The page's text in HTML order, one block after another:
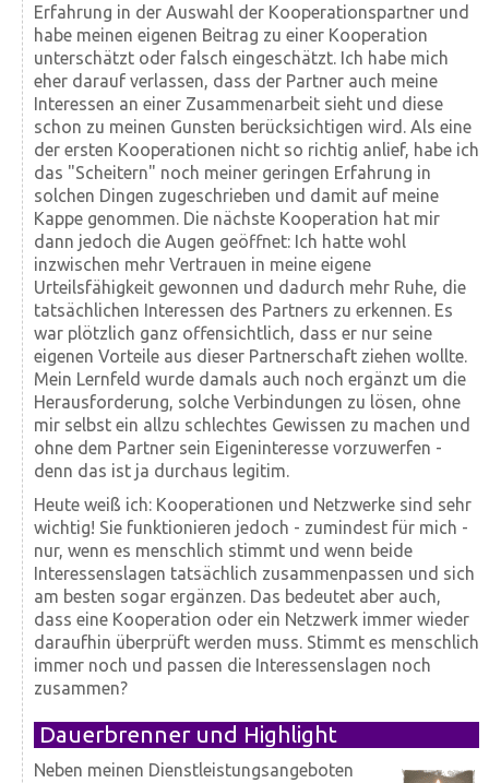
Erfahrung in der Auswahl der Kooperationspartner und
habe meinen eigenen Beitrag zu einer Kooperation
unterschätzt oder falsch eingeschätzt. Ich habe mich
eher darauf verlassen, dass der Partner auch meine
Interessen an einer Zusammenarbeit sieht und diese
schon zu meinen Gunsten berücksichtigen wird. Als eine
der ersten Kooperationen nicht so richtig anlief, habe ich
das "Scheitern" noch meiner geringen Erfahrung in
solchen Dingen zugeschrieben und damit auf meine
Kappe genommen. Die nächste Kooperation hat mir
dann jedoch die Augen geöffnet: Ich hatte wohl
inzwischen mehr Vertrauen in meine eigene
Urteilsfähigkeit gewonnen und dadurch mehr Ruhe, die
tatsächlichen Interessen des Partners zu erkennen. Es
war plötzlich ganz offensichtlich, dass er nur seine
eigenen Vorteile aus dieser Partnerschaft ziehen wollte.
Mein Lernfeld wurde damals auch noch ergänzt um die
Herausforderung, solche Verbindungen zu lösen, ohne
mir selbst ein allzu schlechtes Gewissen zu machen und
ohne dem Partner sein Eigeninteresse vorzuwerfen -
denn das ist ja durchaus legitim.
Heute weiß ich: Kooperationen und Netzwerke sind sehr
wichtig! Sie funktionieren jedoch - zumindest für mich -
nur, wenn es menschlich stimmt und wenn beide
Interessenslagen tatsächlich zusammenpassen und sich
am besten sogar ergänzen. Das bedeutet aber auch,
dass eine Kooperation oder ein Netzwerk immer wieder
daraufhin überprüft werden muss. Stimmt es menschlich
immer noch und passen die Interessenslagen noch
zusammen?
Dauerbrenner und Highlight
Neben meinen Dienstleistungsangeboten